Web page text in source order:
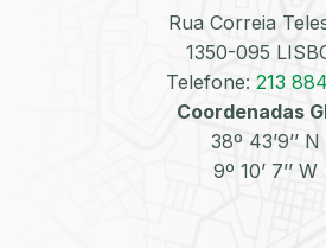
Rua Correia
1350-095
Telefone: 213
Coordenadas
38º 43’9’’ N
9º 10’ 7’’ W
Equilibragem das
Rodas